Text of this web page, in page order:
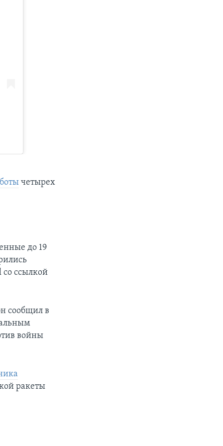
четырех
до 19
со ссылкой
сообщил в
войны
ракеты